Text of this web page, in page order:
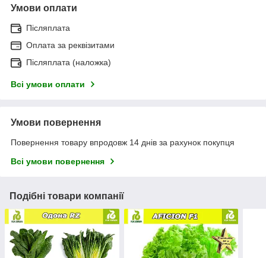
Умови оплати
Післяплата
Оплата за реквізитами
Післяплата (наложка)
Всі умови оплати
Умови повернення
Повернення товару впродовж 14 днів за рахунок покупця
Всі умови повернення
Подібні товари компанії